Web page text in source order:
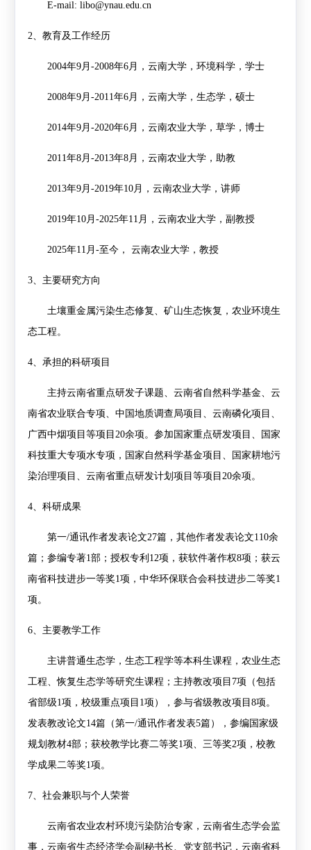
E-mail: libo@ynau.edu.cn
2 、教育及工作经历
2004年9月 -2008年6月，云南大学，环境科学，学士
2008年9月 -2011年6月，云南大学，生态学，硕士
2014年9月 -2020年6月，云南农业大学，草学，博士
2011年8月 -2013年8月，云南农业大学，助教
2013年9月 -2019年10月，云南农业大学，讲师
2019年10月 -2025年11 月，云南农业大学，副教授
2025年11 月 -至今， 云南农业大学，教授
3、 主要研究方向
土壤重金属污染生态修复、矿山生态恢复，农业环境生
态工程。
4、承担的科研项目
主持云南省重点研发子课题、云南省自然科学基金、云
南省农业联合专项、中国地质调查局项目、云南磷化项目、
广西中烟项目等项目 20余项。参加国家重点研发项目、国家
科技重大专项水专项，国家自然科学基金项目、国家耕地污
染治理项目、云南省重点研发计划项目等项目 20余项。
4、 科研成果
第一/通讯作者发表论文27篇，其他作者发表论文110余
篇；参编专著1部；授权专利 12项，获软件著作权8项；获云
南省科技进步一等奖1项，中华环保联合会科技进步二等奖1
项。
6、主要教学工作
主讲普通生态学，生态工程学等本科生课程，农业生态
工程、恢复生态学等研究生课程；主持教改项目 7项（包括
省部级1项，校级重点项目 1项），参与省级教改项目 8项。
发表教改论文14篇（第一/通讯作者发表5篇），参编国家级
规划教材4部；获校教学比赛二等奖1项、三等奖2项，校教
学成果二等奖1项。
7、 社会兼职与个人荣誉
云南省农业农村环境污染防治专家，云南省生态学会监
事，云南省生态经济学会副秘书长、党支部书记，云南省科